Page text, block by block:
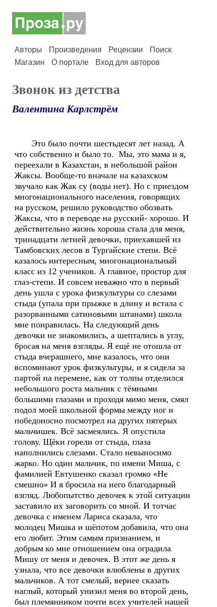
Авторы Произведения Рецензии
Поиск
Магазин
О портале Вход для авторов
Звонок из детства
Валентина Карлстрём
Это было почти шестьдесят лет назад. А
что собственно и было то. Мы, это мама и я,
переехали в Казахстан, в небольшой район
Жаксы. Вообще-то вначале на казахском
звучало как Жак су (воды нет). Но с приездом
многонационального населения, говорящих
на русском, решило руководство обозвать
Жаксы, что в переводе на русский- хорошо. И
действительно жизнь хороша стала для меня,
тринадцати летней девочки, приехавшей из
Тамбовских лесов в Тургайские степи. Всё
казалось интересным, многонациональный
класс из 12 учеников. А главное, простор для
глаз-степи. И совсем неважно что в первый
день ушла с урока физкультуры со слезами
стыда (упала при прыжке в длину и встала с
разорванными сатиновыми штанами) школа
мне понравилась. На следующий день
девочки не знакомились, а шептались в углу,
бросая на меня взгляды. Я ещё не отошла от
стыда вчерашнего, мне казалось, что они
вспоминают урок физкультуры, и я сидела за
партой на перемене, как от толпы отделился
небольшого роста мальчик с тёмными
большими глазами и проходя мимо меня, смял
подол моей школьной формы между ног и
победоносно посмотрел на других пятерых
мальчишек. Всё засмеялись. Я опустила
голову. Щёки горели от стыда, глаза
наполнились слезами. Стало невыносимо
жарко. Но один мальчик, по имени Миша, с
фамилией Евтушенко сказал громко «Не
смешно» И я бросила на него благодарный
взгляд. Любопытство девочек к этой ситуации
заставило их заговорить со мной. И тотчас
девочка с именем Лариса сказала, что
молодец Мишка и шёпотом добавила, что она
его любит. Этим самым признанием, и
добрым ко мне отношением она оградила
Мишу от меня и девочек. В этот же день я
узнала, что все девочки влюблены в других
мальчиков. А тот смелый, вернее сказать
наглый, который унизил меня во второй день,
был племянником почти всех учителей нашей